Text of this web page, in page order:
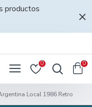
productos
0 0
Local 1986 Retro